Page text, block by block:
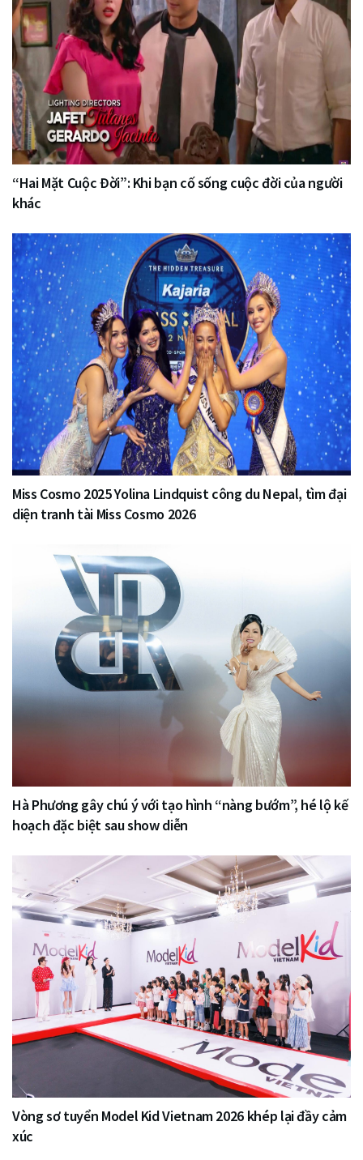
“Hai Mặt Cuộc Đời”: Khi bạn cố sống cuộc đời của người
khác
Miss Cosmo 2025 Yolina Lindquist công du Nepal, tìm đại
diện tranh tài Miss Cosmo 2026
Hà Phương gây chú ý với tạo hình “nàng bướm”, hé lộ kế
hoạch đặc biệt sau show diễn
Vòng sơ tuyển Model Kid Vietnam 2026 khép lại đầy cảm
xúc